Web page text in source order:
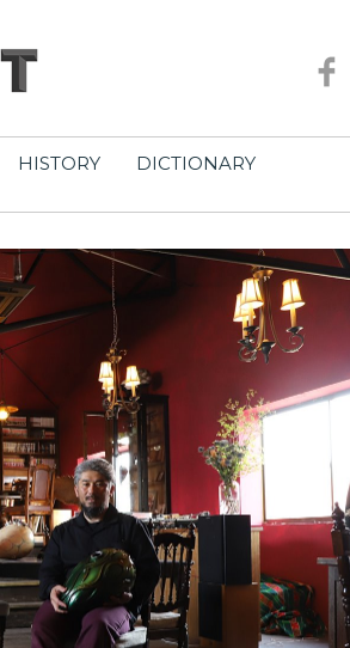
HISTORY
DICTIONARY